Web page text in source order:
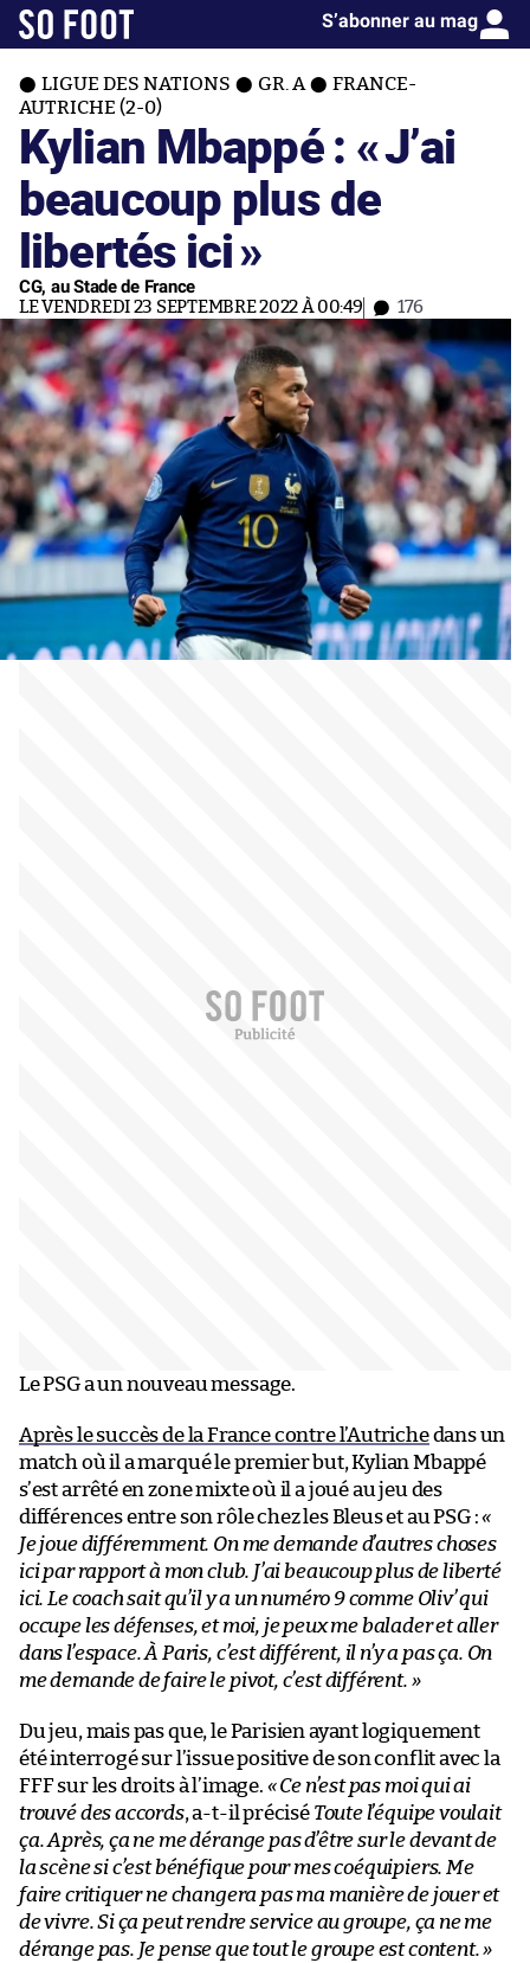
S’abonner au mag
LIGUE DES NATIONS GR. A
FRANCE-
AUTRICHE (2-0)
Kylian Mbappé : «J’ai
beaucoup plus de
libertés ici»
CG, au Stade de France
LE VENDREDI 23 SEPTEMBRE 2022 À 00:49 176
Le PSG a un nouveau message.
Après le succès de la France contre l’Autrichedans un
match où il a marqué le premier but, Kylian Mbappé
s’est arrêté en zone mixte où il a joué au jeu des
différences entre son rôle chez les Bleus et au PSG :«
Je joue différemment. On me demande d’autres choses
ici par rapport à mon club. J’ai beaucoup plus de liberté
ici. Le coach sait qu’il y a un numéro 9 comme Oliv’ qui
occupe les défenses, et moi, je peux me balader et aller
dans l’espace. À Paris, c’est différent, il n’y a pas ça. On
me demande de faire le pivot, c’est différent. »
Du jeu, mais pas que, le Parisien ayant logiquement
été interrogé sur l’issue positive de son conflit avec la
FFF sur les droits à l’image. « Ce n’est pas moi qui ai
trouvé des accords, a-t-il précisé Toute l’équipe voulait
ça. Après, ça ne me dérange pas d’être sur le devant de
la scène si c’est bénéfique pour mes coéquipiers. Me
faire critiquer ne changera pas ma manière de jouer et
de vivre. Si ça peut rendre service au groupe, ça ne me
dérange pas. Je pense que tout le groupe est content. »